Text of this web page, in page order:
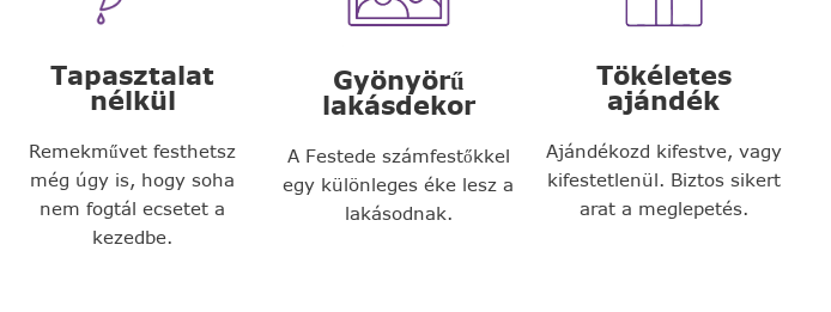
Tapasztalat
nélkül
Remekművet festhetsz
még úgy is, hogy soha
nem fogtál ecsetet a
kezedbe.
Gyönyörű
lakásdekor
A Festede számfestőkkel
egy különleges éke lesz a
lakásodnak.
Tökéletes
ajándék
Ajándékozd kifestve, vagy
kifestetlenül. Biztos sikert
arat a meglepetés.